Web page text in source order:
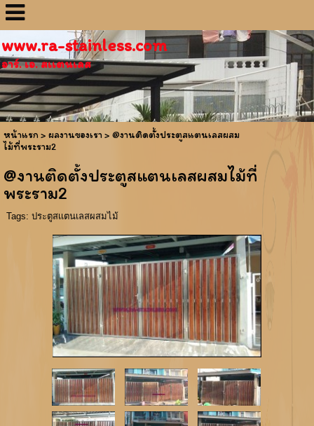
www.ra-stainless.com
อาร์. เอ. สเเตนเลส
หน้าแรก > ผลงานของเรา > @งานติดตั้งประตูสแตนเลสผสม
ไม้ที่พระราม2
@งานติดตั้งประตูสแตนเลสผสมไม้ที่
พระราม2
Tags: ประตูสเเตนเลสผสมไม้